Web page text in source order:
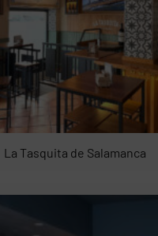
La Tasquita de Salamanca